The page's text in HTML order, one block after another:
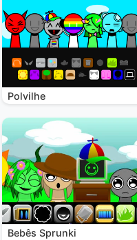
Polvilhe
Bebês Sprunki